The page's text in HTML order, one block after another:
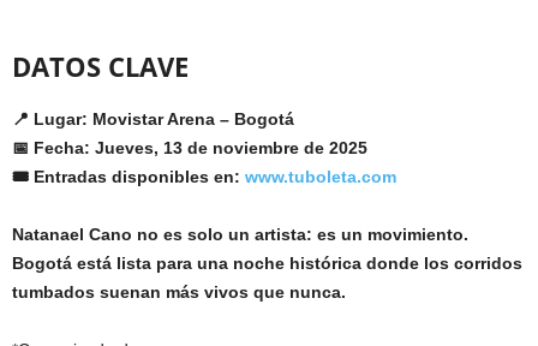
DATOS CLAVE
📍 Lugar: Movistar Arena – Bogotá
📅 Fecha: Jueves, 13 de noviembre de 2025
🎟️ Entradas disponibles en: www.tuboleta.com
Natanael Cano no es solo un artista: es un movimiento.
Bogotá está lista para una noche histórica donde los corridos
tumbados suenan más vivos que nunca.